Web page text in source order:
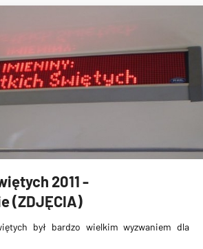
2011 -
(ZDJĘCIA)
był bardzo wielkim wyzwaniem dla